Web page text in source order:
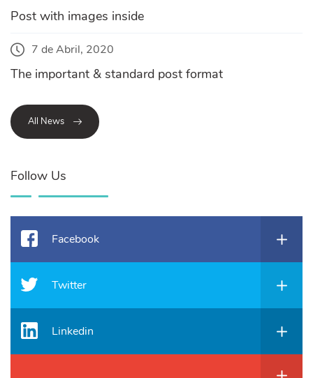
Post with images inside
7 de Abril, 2020
The important & standard post format
All News
Follow Us
Facebook
Twitter
Linkedin